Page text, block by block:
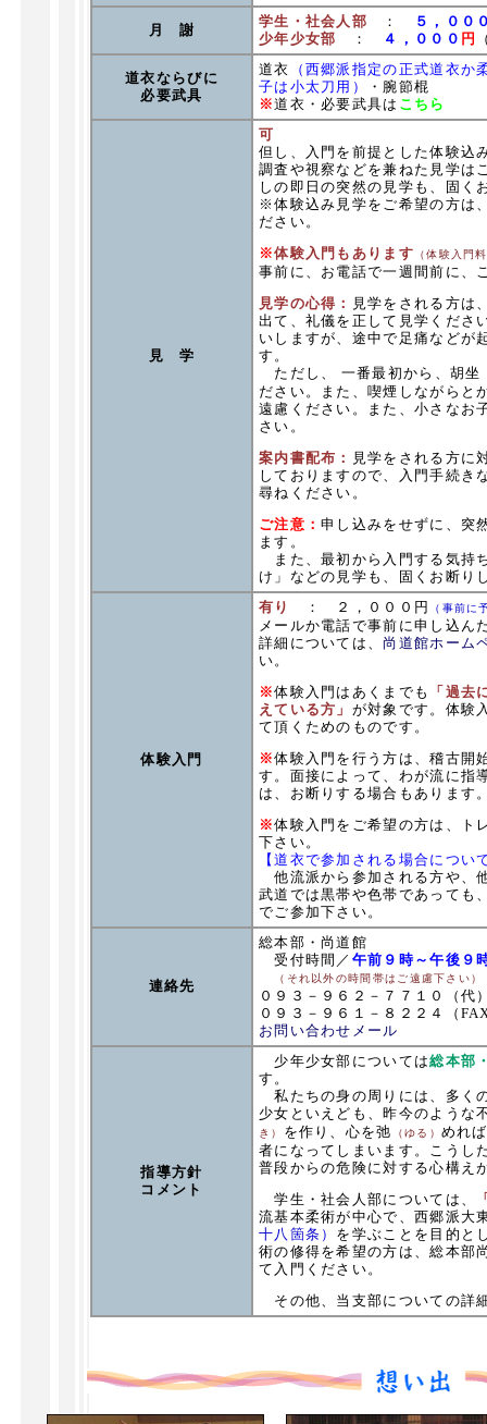
月 謝
学生・社会人部 ：
５，００
少年少女部 ： ４，０００ 円
道衣ならびに
必要武具
道衣
（西郷派指定の正式道衣か
子は小太刀用）
・腕節棍
※道衣・必要武具は こちら
見 学
可
但し、入門を前提とした体験込
調査や視察などを兼ねた見学は
しの即日の突然の見学も、固く
※体験込み見学をご希望の方は
ださい。
※体験入門もあります （体験入門
事前に、お電話で一週間前に、
見学の心得： 見学をされる方は
出て、礼儀を正して見学くださ
いしますが、途中で足痛などが
す。
ただし、 一番最初から、胡坐
ださい。また、喫煙しながらと
遠慮ください。また、小さなお
さい。
案内書配布： 見学をされる方に
しておりますので、入門手続き
尋ねください。
ご注意：申し込みをせずに、突
ます。
また、最初から入門する気持
け」などの見学も、固くお断り
体験入門
有り ： ２，０００円 （事前に
メールか電話で事前に申し込ん
詳細については、尚道館ホーム
い。
※体験入門はあくまでも
「過去
えている方」 が対象です。体験
て頂くためのものです。
※体験入門を行う方は、稽古開
す。面接によって、わが流に指
は、お断りする場合もあります
※体験入門をご希望の方は、ト
下さい。
【道衣で参加される場合につい
他流派から参加される方や、
武道では黒帯や色帯であっても
でご参加下さい。
連絡先
総本部・尚道館
受付時間／ 午前９時～午後９
（それ以外の時間帯はご遠慮下さい）
０９３－９６２－７７１０（代
０９３－９６１－８２２４（
お問い合わせメール
指導方針
コメント
少年少女部については総本部
す。
私たちの身の周りには、多く
少女といえども、昨今のような
き） を作り、心を弛 （ゆる） めれ
者になってしまいます。こうし
普段からの危険に対する心構え
学生・社会人部については、
流基本柔術が中心で、西郷派大
十八箇条） を学ぶことを目的と
術の修得を希望の方は、総本部
て入門ください。
その他、当支部についての詳